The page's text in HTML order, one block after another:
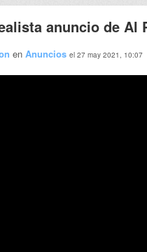
anuncio de Al
en Anuncios el 27 may 2021, 10:07